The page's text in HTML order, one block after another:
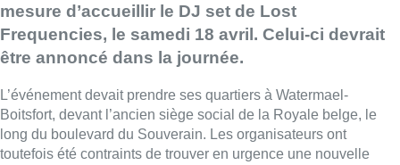
mesure d’accueillir le DJ set de Lost
Frequencies, le samedi 18 avril. Celui-ci devrait
être annoncé dans la journée.
L’événement devait prendre ses quartiers à Watermael-
Boitsfort, devant l’ancien siège social de la Royale belge, le
long du boulevard du Souverain. Les organisateurs ont
toutefois été contraints de trouver en urgence une nouvelle